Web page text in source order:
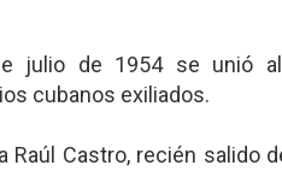
julio de 1954 se unió al
cubanos exiliados.
Raúl Castro, recién salido